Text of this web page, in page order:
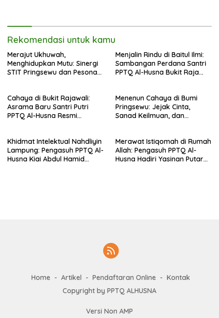
Rekomendasi untuk kamu
Merajut Ukhuwah,
Menghidupkan Mutu: Sinergi
STIT Pringsewu dan Pesona
Menjalin Rindu di Baitul Ilmi:
Sambangan Perdana Santri
PPTQ Al-Husna Bukit Raja
Suci
Cahaya di Bukit Rajawali:
Asrama Baru Santri Putri
PPTQ Al-Husna Resmi
Menenun Cahaya di Bumi
Pringsewu: Jejak Cinta,
Sanad Keilmuan, dan
Nahdlatul Ulama
Khidmat Intelektual Nahdliyin
Lampung: Pengasuh PPTQ Al-
Husna Kiai Abdul Hamid
Merawat Istiqomah di Rumah
Allah: Pengasuh PPTQ Al-
Husna Hadiri Yasinan Putaran
Home Artikel Pendaftaran Online
Kontak
Copyright by PPTQ ALHUSNA
Versi Non AMP